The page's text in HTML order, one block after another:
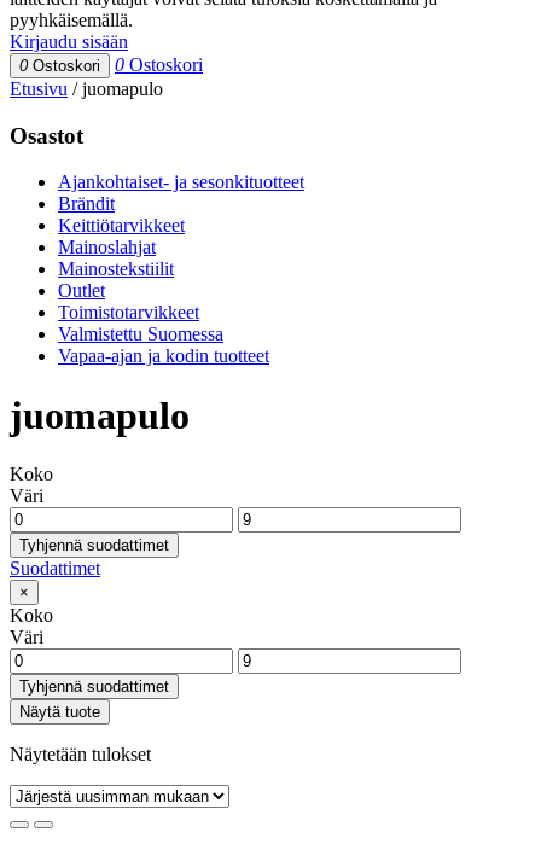
pyyhkäisemällä.
Kirjaudu sisään
0 Ostoskori 0 Ostoskori
Etusivu /juomapulo
Osastot
Ajankohtaiset- ja sesonkituotteet
Brändit
Keittiötarvikkeet
Mainoslahjat
Mainostekstiilit
Outlet
Toimistotarvikkeet
Valmistettu Suomessa
Vapaa-ajan ja kodin tuotteet
juomapulo
Koko
Väri
Tyhjennä suodattimet
Suodattimet
×
Koko
Väri
Tyhjennä suodattimet
Näytä tuote
Näytetään tulokset